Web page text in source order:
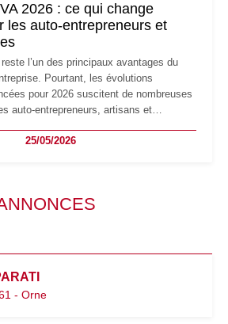
2026 : ce qui change
les auto-entrepreneurs et
l’un des principaux avantages du
Pourtant, les évolutions
pour 2026 suscitent de nombreuses
auto-entrepreneurs, artisans et
bascule vers la TVA : les règles
25/05/2026
- Orne